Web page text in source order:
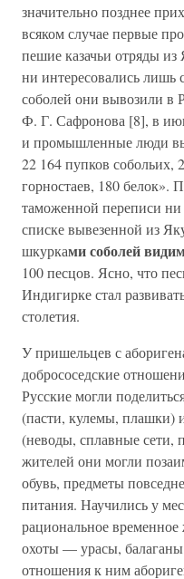
значительно позднее
всяком случае первые
пешие казачьи отряды из
ни интересовались лишь
соболей они вывозили
Ф. Г. Сафронова [8], в
и промышленные люди
22 164 пупков собольих,
горностаев, 180 белок».
таможенной переписи
списке вывезенной из
шкурками соболей
100 песцов. Ясно, что
Индигирке стал
столетия.
У пришельцев с
добрососедские
Русские могли
(пасти, кулемы, плашки)
(неводы, сплавные
жителей они могли
обувь, предметы
питания. Научились у
рациональное
охоты — урасы,
отношения к ним